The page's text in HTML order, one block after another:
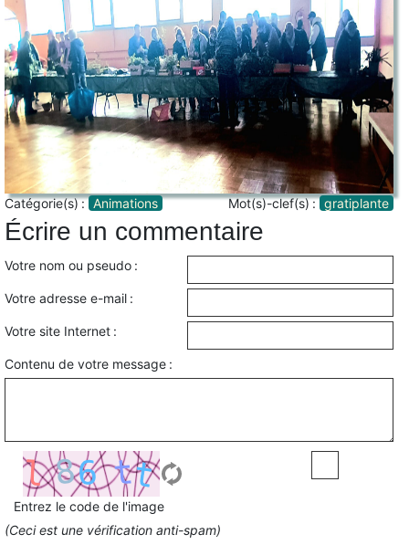
Catégorie(s) : Animations Mot(s)-clef(s) : gratiplante
Écrire un commentaire
Votre nom ou pseudo :
Votre adresse e-mail :
Votre site Internet :
Contenu de votre message :
Entrez le code de l'image
(Ceci est une vérification anti-spam)